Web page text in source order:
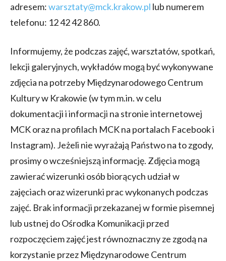
adresem:warsztaty@mck.krakow.pl lub numerem
telefonu: 12 42 42 860.
Informujemy, że podczas zajęć, warsztatów, spotkań,
lekcji galeryjnych, wykładów mogą być wykonywane
zdjęcia na potrzeby Międzynarodowego Centrum
Kultury w Krakowie (w tym m.in. w celu
dokumentacji i informacji na stronie internetowej
MCK oraz na profilach MCK na portalach Facebook i
Instagram). Jeżeli nie wyrażają Państwo na to zgody,
prosimy o wcześniejszą informację. Zdjęcia mogą
zawierać wizerunki osób biorących udział w
zajęciach oraz wizerunki prac wykonanych podczas
zajęć. Brak informacji przekazanej w formie pisemnej
lub ustnej do Ośrodka Komunikacji przed
rozpoczęciem zajęć jest równoznaczny ze zgodą na
korzystanie przez Międzynarodowe Centrum